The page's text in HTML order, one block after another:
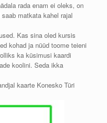
rada enam ei oleks, on
matkata kahel rajal
Kas sina oled kursis
kohad ja nüüd toome teieni
ka küsimusi kaardi
koolini. Seda ikka
kaarte Konesko Türi